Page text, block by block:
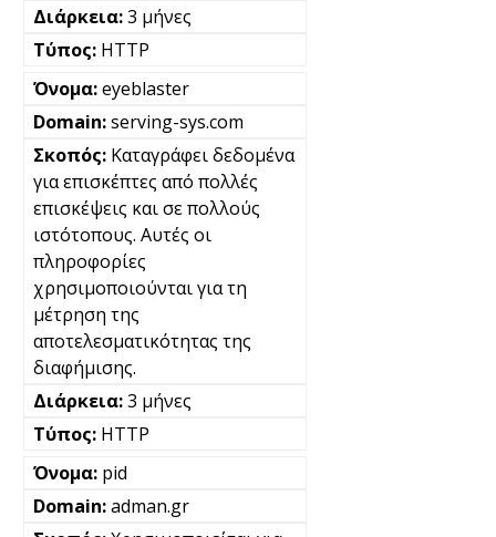
3 μήνες
HTTP
eyeblaster
serving-sys.com
Καταγράφει δεδομένα
για επισκέπτες από πολλές
επισκέψεις και σε πολλούς
ιστότοπους. Αυτές οι
πληροφορίες
χρησιμοποιούνται για τη
μέτρηση της
αποτελεσματικότητας της
διαφήμισης.
3 μήνες
HTTP
pid
adman.gr